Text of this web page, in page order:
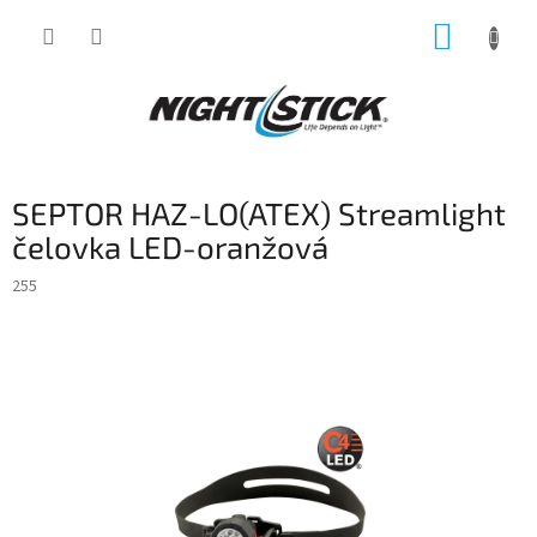
SEPTOR HAZ-LO(ATEX) Streamlight
čelovka LED-oranžová
255